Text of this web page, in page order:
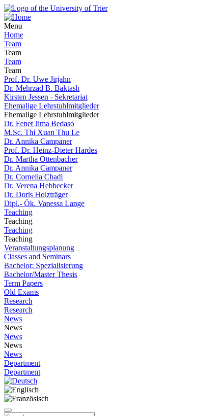
Menu
Home
Team
Team
Team
Team
Prof. Dr. Uwe Jirjahn
Dr. Mehrzad B. Baktash
Kirsten Jessen - Sekretariat
Ehemalige Lehrstuhlmitglieder
Ehemalige Lehrstuhlmitglieder
Dr. Fenet Jima Bedaso
M.Sc. Thi Xuan Thu Le
Dr. Annika Campaner
Prof. Dr. Heinz-Dieter Hardes
Dr. Martha Ottenbacher
Dr. Annika Campaner
Dr. Cornelia Chadi
Dr. Verena Hebbecker
Dr. Doris Holzträger
Dipl.- Ök. Vanessa Lange
Teaching
Teaching
Teaching
Teaching
Veranstaltungsplanung
Classes and Seminars
Bachelor: Spezialisierung
Bachelor/Master Thesis
Term Papers
Old Exams
Research
Research
News
News
News
News
News
Department
Department